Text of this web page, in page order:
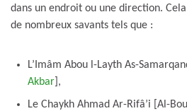
dans un endroit ou une direction.
de nombreux savants tels que :
L’Imâm Abou l-Layth As-
Akbar ],
Le Chaykh Ahmad Ar-Rifâ’i [Al-